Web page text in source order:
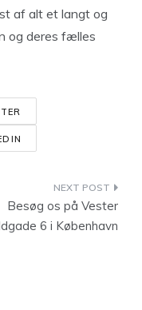
af alt et langt og
og deres fælles
Besøg os på Vester
6 i København